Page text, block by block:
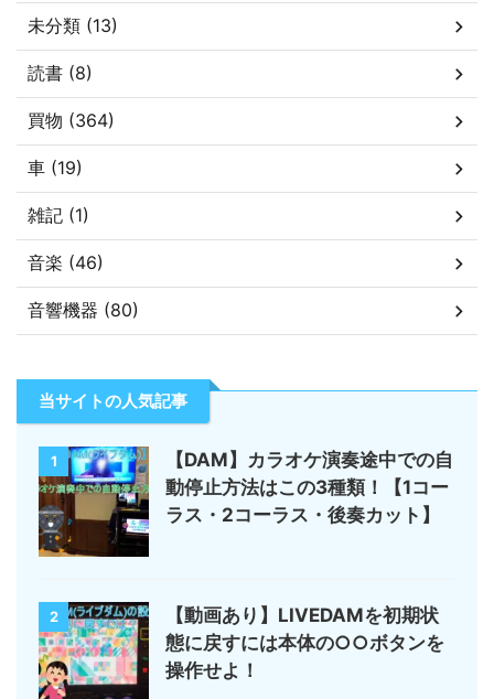
未分類 (13)
読書 (8)
買物 (364)
車 (19)
雑記 (1)
音楽 (46)
音響機器 (80)
当サイトの人気記事
1
【DAM】カラオケ演奏途中での自
動停止方法はこの3種類！【1コー
ラス・2コーラス・後奏カット】
2
【動画あり】LIVEDAMを初期状
態に戻すには本体の○○ボタンを
操作せよ！